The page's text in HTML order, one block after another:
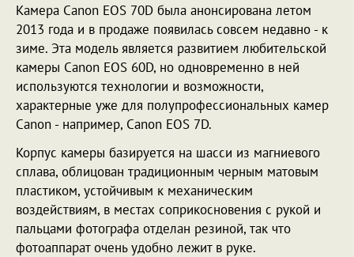
Камера Canon EOS 70D была анонсирована летом
2013 года и в продаже появилась совсем недавно - к
зиме. Эта модель является развитием любительской
камеры Canon EOS 60D, но одновременно в ней
используются технологии и возможности,
характерные уже для полупрофессиональных камер
Canon - например, Canon EOS 7D.
Корпус камеры базируется на шасси из магниевого
сплава, облицован традиционным черным матовым
пластиком, устойчивым к механическим
воздействиям, в местах соприкосновения с рукой и
пальцами фотографа отделан резиной, так что
фотоаппарат очень удобно лежит в руке.